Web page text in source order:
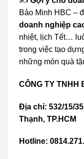
Bảo Minh HBC –
doanh nghiệp
nhiệt, lịch Tết…
trong việc tạo
những món quà
CÔNG TY TNHH
Địa chỉ: 532/15/
Thạnh, TP.HCM
Hotline: